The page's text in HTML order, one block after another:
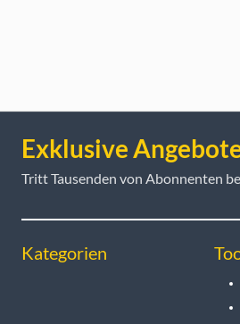
Exklusive
Tritt Tausenden von Abonnenten
Kategorien